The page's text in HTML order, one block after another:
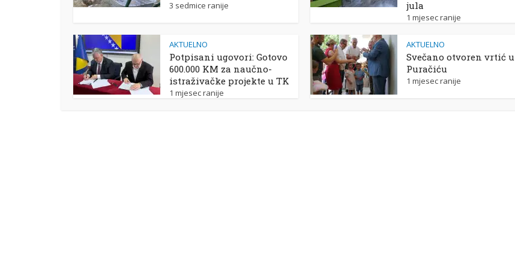
3 sedmice ranije
jula
1 mjesec ranije
AKTUELNO
Potpisani ugovori: Gotovo
600.000 KM za naučno-
istraživačke projekte u TK
1 mjesec ranije
AKTUELNO
Svečano otvoren vrtić u
Puračiću
1 mjesec ranije